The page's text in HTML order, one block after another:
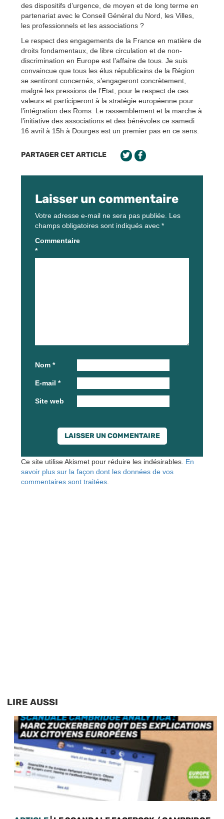
des dispositifs d’urgence, de moyen et de long terme en
partenariat avec le Conseil Général du Nord, les Villes,
les professionnels et les associations ?
Le respect des engagements de la France en matière de
droits fondamentaux, de libre circulation et de non-
discrimination en Europe est l’affaire de tous. Je suis
convaincue que tous les élus républicains de la Région
se sentiront concernés, s’engageront concrètement,
malgré les pressions de l’Etat, pour le respect de ces
valeurs et participeront à la stratégie européenne pour
l’intégration des Roms. Le rassemblement et la marche à
l’initiative des associations et des bénévoles ce samedi
16 avril à 15h à Dourges est un premier pas en ce sens.
PARTAGER CET ARTICLE
Laisser un commentaire
Votre adresse e-mail ne sera pas publiée. Les
champs obligatoires sont indiqués avec *
Commentaire
*
Nom *
E-mail *
Site web
Ce site utilise Akismet pour réduire les indésirables. En
savoir plus sur la façon dont les données de vos
commentaires sont traitées
LIRE AUSSI